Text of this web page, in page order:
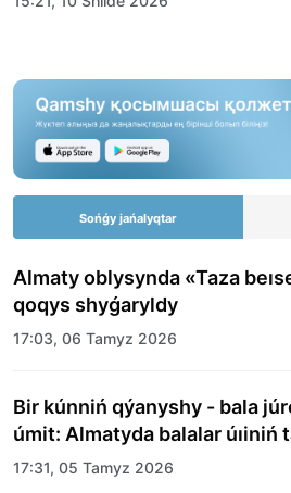
Sońǵy jańalyqtar
Almaty oblysynda «Taza
qoqys shyǵaryldy
17:03, 06 Tamyz 2026
Bir kúnniń qýanyshy - bala
úmit: Almatyda balalar úıiniń
merekelik kún uıymdastyryldy
17:31, 05 Tamyz 2026